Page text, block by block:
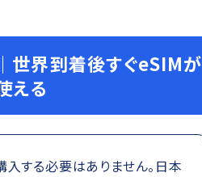
世界到着後すぐeSIMが
える
する必要はありません。日本